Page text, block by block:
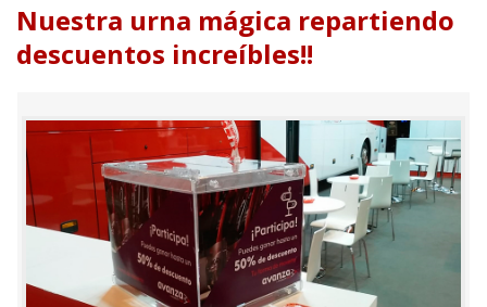
Nuestra urna mágica repartiendo
descuentos increíbles!!